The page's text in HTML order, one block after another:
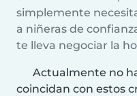
simplemente
a niñeras de
te lleva negociar la
Actualmente no
coincidan con estos